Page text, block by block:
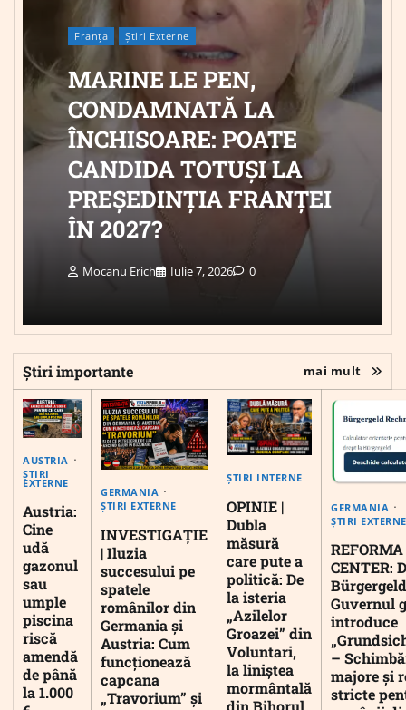
Franța Știri Externe
MARINE LE PEN,
CONDAMNATĂ LA
ÎNCHISOARE: POATE
CANDIDA TOTUȘI LA
PREȘEDINȚIA FRANȚEI
ÎN 2027?
Mocanu Erich Iulie 7, 2026 0
Știri importante mai mult
AUSTRIA
ȘTIRI
EXTERNE
Austria:
Cine
udă
gazonul
sau
umple
piscina
riscă
amendă
de până
la 1.000
GERMANIA
ȘTIRI EXTERNE
INVESTIGAȚIE
| Iluzia
succesului pe
spatele
românilor din
Germania și
Austria: Cum
funcționează
capcana
„Travorium” și
ȘTIRI INTERNE
OPINIE |
Dubla
măsură
care pute a
politică: De
la isteria
„Azilelor
Groazei” din
Voluntari,
la liniștea
mormântală
din Bihorul
GERMANIA
ȘTIRI EXTERNE
CENTER:
Guvernul
introduce
–
majore și
stricte